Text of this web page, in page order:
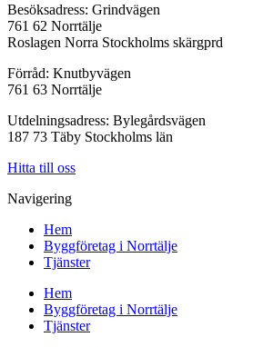
Besöksadress: Grindvägen
761 62 Norrtälje
Roslagen Norra Stockholms skärgprd
Förråd: Knutbyvägen
761 63 Norrtälje
Utdelningsadress: Bylegårdsvägen
187 73 Täby Stockholms län
Hitta till oss
Navigering
Hem
Byggföretag i Norrtälje
Tjänster
Hem
Byggföretag i Norrtälje
Tjänster